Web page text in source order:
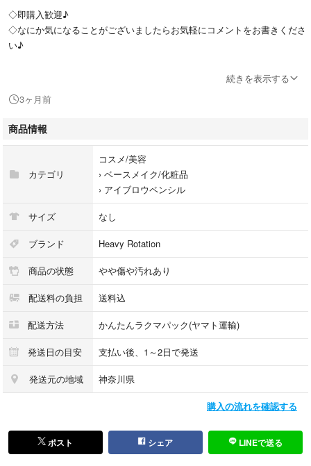
◇即購入歓迎♪
◇なにか気になることがございましたらお気軽にコメントをお書きくださ
い♪
↓他にもお得な商品出品してます＾＾
#つけのコスメ
#つけのセール商品
こちらは Heavy Rotation MAYBELLINE アイブロウ コスメ5点セット にな
ります。
【ブランド名】Heavy Rotation MAYBELLINE 他
【管理番号】450-1-10-15
【商品状態】状態は写真の通りです。
・B ランク
A 目立った傷や汚れが少なく綺麗な状態
C 全体的に汚れあり
①Heavy Rotation アイブロウ&3Dノーズ
④Bibo イエローブラウン
⑤メイベリン パウダーインペンシル BR-3 明るい茶色
続きを表示する
3ヶ月前
商品情報
カテゴリ
コスメ/美容
› ベースメイク/化粧品
› アイブロウペンシル
サイズ なし
ブランド Heavy Rotation
商品の状態 やや傷や汚れあり
配送料の負担 送料込
配送方法 かんたんラクマパック(ヤマト運輸)
発送日の目安 支払い後、1～2日で発送
発送元の地域 神奈川県
購入の流れを確認する
ポスト シェア LINEで送る